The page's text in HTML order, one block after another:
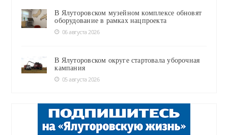
В Ялуторовском музейном комплексе обновят
оборудование в рамках нацпроекта
06 августа 2026
В Ялуторовском округе стартовала уборочная
кампания
05 августа 2026